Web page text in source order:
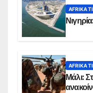
AFRIKA
AFRIKA
Μάλι: